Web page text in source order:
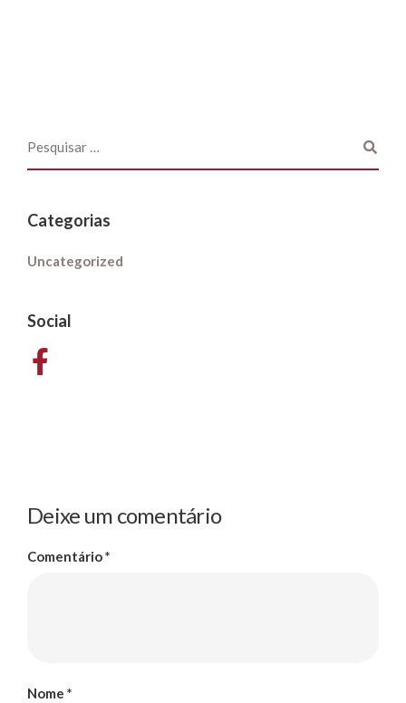
Categorias
Uncategorized
Social
Deixe um comentário
Comentário*
Nome *